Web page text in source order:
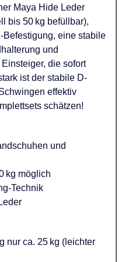
Maya Hide Leder
bis 50 kg befüllbar),
Befestigung, eine stabile
und
die sofort
ist der stabile D-
effektiv
schätzen!
und
kg möglich
Technik
nur ca. 25 kg (leichter